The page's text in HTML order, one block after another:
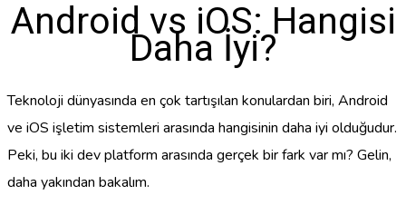
Android vs iOS: Hangisi
Daha İyi?
Teknoloji dünyasında en çok tartışılan konulardan biri, Android
ve iOS işletim sistemleri arasında hangisinin daha iyi olduğudur.
Peki, bu iki dev platform arasında gerçek bir fark var mı? Gelin,
daha yakından bakalım.